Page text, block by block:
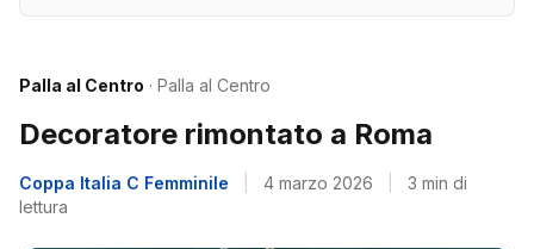
Palla al Centro · Palla al Centro
Decoratore rimontato a Roma
Coppa Italia C Femminile 4 marzo 2026
3 min di
lettura